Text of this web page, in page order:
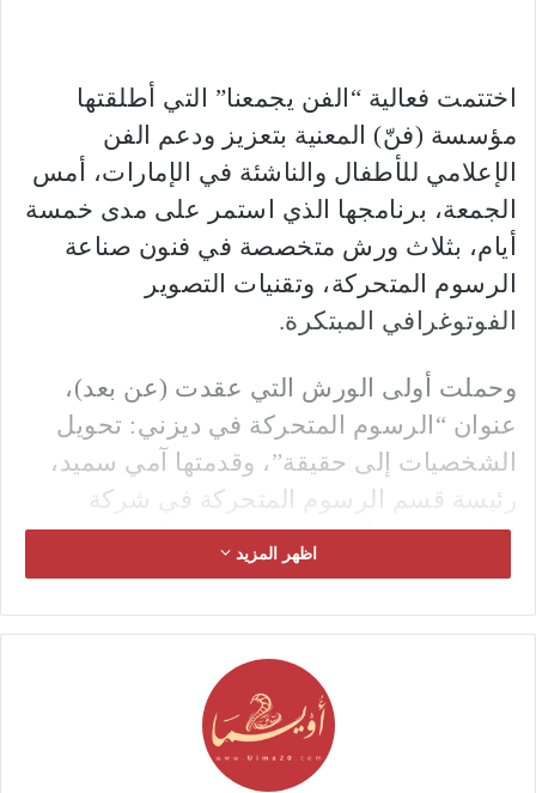
اختتمت فعالية “الفن يجمعنا” التي أطلقتها
مؤسسة (فنّ) المعنية بتعزيز ودعم الفن
الإعلامي للأطفال والناشئة في الإمارات، أمس
الجمعة، برنامجها الذي استمر على مدى خمسة
أيام، بثلاث ورش متخصصة في فنون صناعة
الرسوم المتحركة، وتقنيات التصوير
الفوتوغرافي المبتكرة.
وحملت أولى الورش التي عقدت (عن بعد)،
عنوان “الرسوم المتحركة في ديزني: تحويل
الشخصيات إلى حقيقة”، وقدمتها آمي سميد،
رئيسة قسم الرسوم المتحركة في شركة
“والت ديزني أنيميشن ستوديوز” الشهيرة،
حيث تعرف فيها الأطفال على عالم الرسوم
المتحركة الساحر وأسراره.
اظهر المزيد